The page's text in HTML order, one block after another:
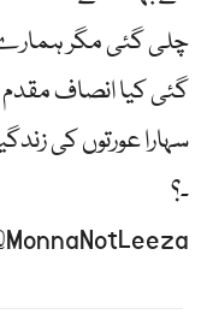
چلی گئی مگر
گئی کیا انصاف
سہارا عورتوں کی
۔؟